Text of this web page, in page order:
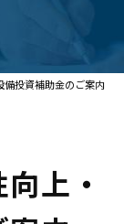
投資補助金のご案内
上・